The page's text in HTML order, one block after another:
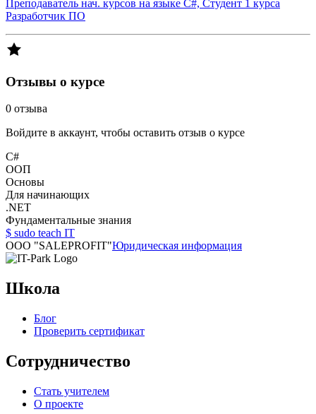
Преподаватель нач. курсов на языке C#, Студент 1 курса
Разработчик ПО
Отзывы о курсе
0 отзыва
Войдите в аккаунт, чтобы оставить отзыв о курсе
C#
ООП
Основы
Для начинающих
.NET
Фундаментальные знания
$ sudo teach IT
OOO "SALEPROFIT"Юридическая информация
Школа
Блог
Проверить сертификат
Сотрудничество
Стать учителем
О проекте